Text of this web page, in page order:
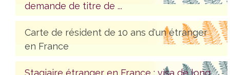
demande de titre de ...
Carte de résident de 10 ans d'un étranger
en France
Stagiaire étranger en France : visa de long